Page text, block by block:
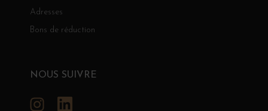
Adresses
Bons de réduction
NOUS SUIVRE
Instagram